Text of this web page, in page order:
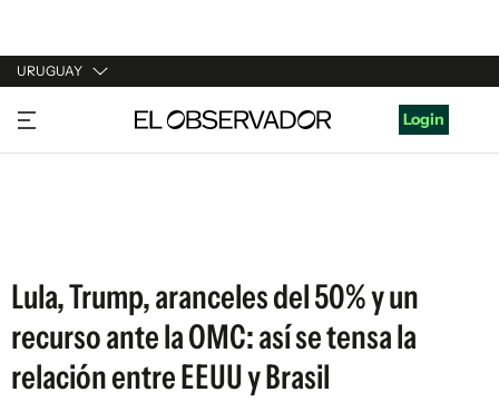
URUGUAY
URUGUAY
ARGENTINA
Login
Lula, Trump, aranceles del 50% y un
recurso ante la OMC: así se tensa la
relación entre EEUU y Brasil